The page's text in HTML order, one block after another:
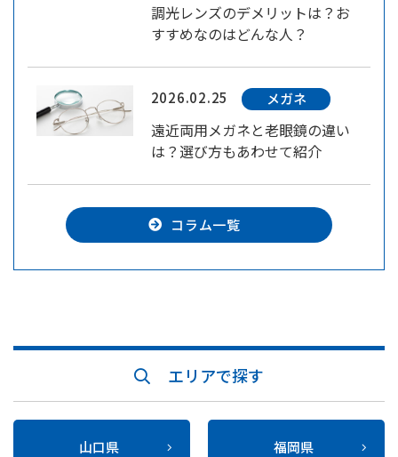
調光レンズのデメリットは？お
すすめなのはどんな人？
2026.02.25 メガネ
遠近両用メガネと老眼鏡の違い
は？選び方もあわせて紹介
コラム一覧
エリアで探す
山口県 福岡県